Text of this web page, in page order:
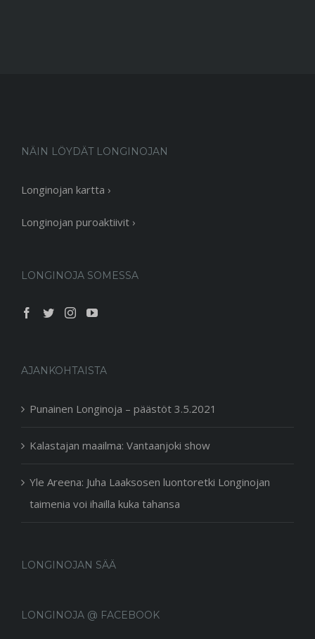
NÄIN LÖYDÄT LONGINOJAN
Longinojan kartta ›
Longinojan puroaktiivit ›
LONGINOJA SOMESSA
AJANKOHTAISTA
Punainen Longinoja – päästöt 3.5.2021
Kalastajan maailma: Vantaanjoki show
Yle Areena: Juha Laaksosen luontoretki Longinojan
taimenia voi ihailla kuka tahansa
LONGINOJAN SÄÄ
LONGINOJA @ FACEBOOK